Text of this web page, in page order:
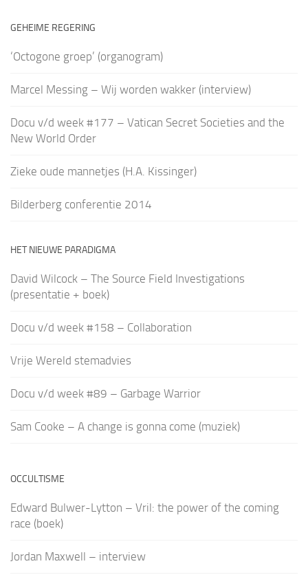
GEHEIME REGERING
‘Octogone groep’ (organogram)
Marcel Messing – Wij worden wakker (interview)
Docu v/d week #177 – Vatican Secret Societies and the
New World Order
Zieke oude mannetjes (H.A. Kissinger)
Bilderberg conferentie 2014
HET NIEUWE PARADIGMA
David Wilcock – The Source Field Investigations
(presentatie + boek)
Docu v/d week #158 – Collaboration
Vrije Wereld stemadvies
Docu v/d week #89 – Garbage Warrior
Sam Cooke – A change is gonna come (muziek)
OCCULTISME
Edward Bulwer-Lytton – Vril: the power of the coming
race (boek)
Jordan Maxwell – interview